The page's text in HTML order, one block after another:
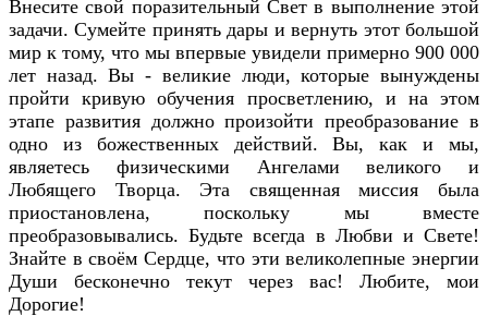
Внесите свой поразительный Свет в выполнение этой
задачи. Сумейте принять дары и вернуть этот большой
мир к тому, что мы впервые увидели примерно 900 000
лет назад. Вы - великие люди, которые вынуждены
пройти кривую обучения просветлению, и на этом
этапе развития должно произойти преобразование в
одно из божественных действий. Вы, как и мы,
являетесь физическими Ангелами великого и
Любящего Творца. Эта священная миссия была
приостановлена, поскольку мы вместе
преобразовывались. Будьте всегда в Любви и Свете!
Знайте в своём Сердце, что эти великолепные энергии
Души бесконечно текут через вас! Любите, мои
Дорогие!